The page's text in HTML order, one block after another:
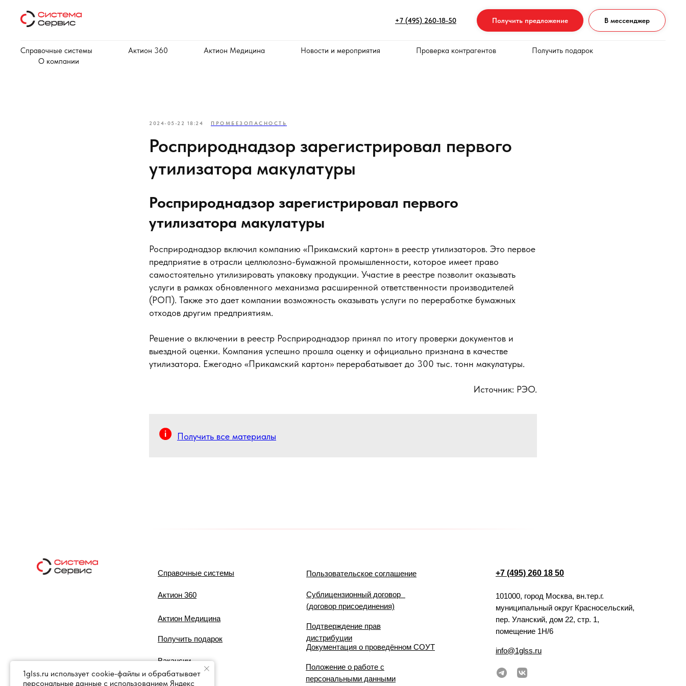
+7 (495) 260-18-50 Получить предложение В мессенджер
Справочные системы Актион 360 Актион Медицина Новости и мероприятия Проверка контрагентов
Получить подарок
О компании
2024-05-22 18:24 ПРОМБЕЗОПАСНОСТЬ
Росприроднадзор зарегистрировал первого
утилизатора макулатуры
Росприроднадзор зарегистрировал первого
утилизатора макулатуры
Росприроднадзор включил компанию «Прикамский картон» в реестр утилизаторов. Это первое
предприятие в отрасли целлюлозно-бумажной промышленности, которое имеет право
самостоятельно утилизировать упаковку продукции. Участие в реестре позволит оказывать
услуги в рамках обновленного механизма расширенной ответственности производителей
(РОП). Также это дает компании возможность оказывать услуги по переработке бумажных
отходов другим предприятиям.
Решение о включении в реестр Росприроднадзор принял по итогу проверки документов и
выездной оценки. Компания успешно прошла оценку и официально признана в качестве
утилизатора. Ежегодно «Прикамский картон» перерабатывает до 300 тыс. тонн макулатуры.
Источник: РЭО.
Получить все материалы
+7 (495) 260 18 50
101000, город Москва, вн.тер.г.
муниципальный округ Красносельский,
пер. Уланский, дом 22, стр. 1,
помещение 1Н/6
info@1glss.ru
Справочные системы
Актион 360
Актион Медицина
Получить подарок
Вакансии
Контакты
Пользовательское соглашение
Сублицензионный договор
(договор присоединения)
Подтверждение прав
дистрибуции
Документация о проведённом СОУТ
Положение о работе с
персональными данными
1glss.ru использует cookie-файлы и обрабатывает
персональные данные с использованием Яндекс